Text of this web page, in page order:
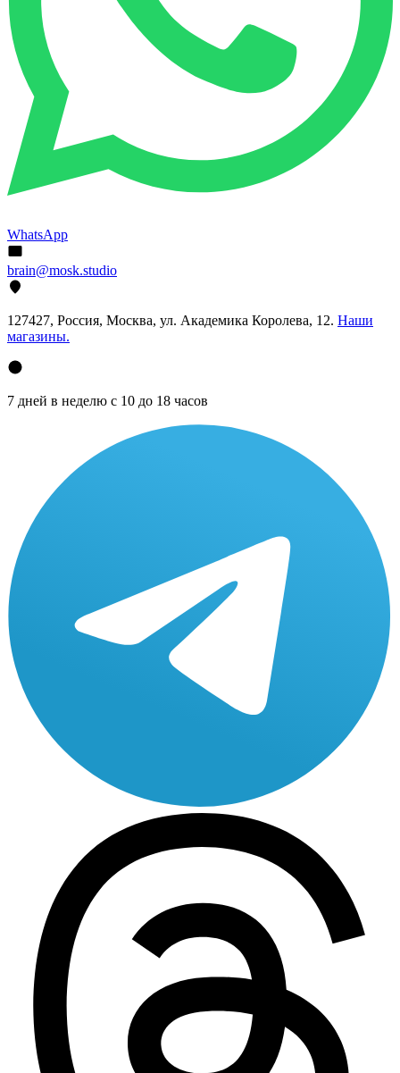
WhatsApp
brain@mosk.studio
127427, Россия, Москва, ул. Академика Королева, 12. Наши
магазины.
7 дней в неделю с 10 до 18 часов